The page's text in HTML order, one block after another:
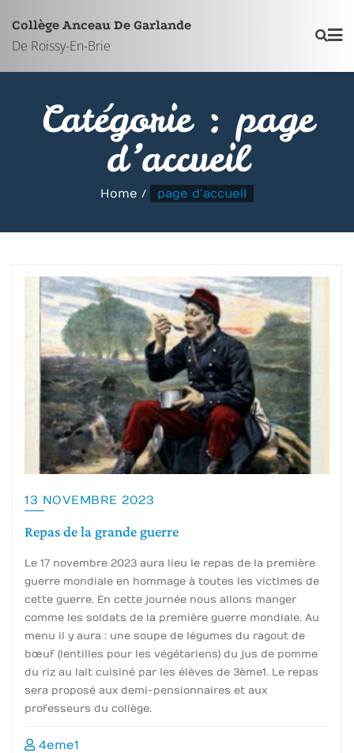
to
content
Collège Anceau De Garlande
De Roissy-En-Brie
Catégorie :page
d’accueil
Home page d’accueil
13 NOVEMBRE 2023
Repas de la grande guerre
Le 17 novembre 2023 aura lieu le repas de la première
guerre mondiale en hommage à toutes les victimes de
cette guerre. En cette journée nous allons manger
comme les soldats de la première guerre mondiale. Au
menu il y aura : une soupe de légumes du ragout de
bœuf (lentilles pour les végétariens) du jus de pomme
du riz au lait cuisiné par les élèves de 3ème1. Le repas
sera proposé aux demi-pensionnaires et aux
professeurs du collège.
4eme1